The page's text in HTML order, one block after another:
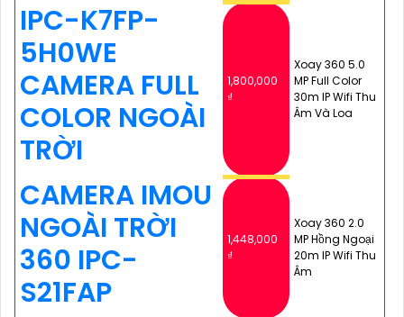
IPC-K7FP-
5H0WE
CAMERA FULL
COLOR NGOÀI
TRỜI
1,800,000
₫
Xoay 360 5.0
MP Full Color
30m IP Wifi Thu
Âm Và Loa
CAMERA IMOU
NGOÀI TRỜI
360 IPC-
S21FAP
1,448,000
₫
Xoay 360 2.0
MP Hồng Ngoại
20m IP Wifi Thu
Âm